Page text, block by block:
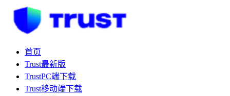
首页
Trust最新版
TrustPC端下载
Trust移动端下载